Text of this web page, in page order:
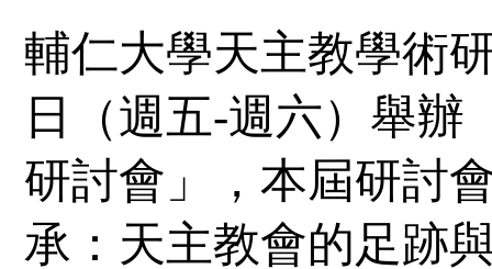
輔仁大學天主教學術
日（週五-週六）舉辦
研討會」，本屆研討
承：天主教會的足跡